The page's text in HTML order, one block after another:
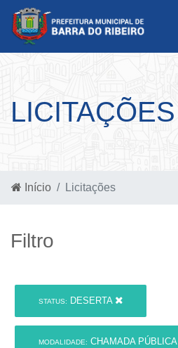
LICITAÇÕES
Início Licitações
Filtro
STATUS: DESERTA
MODALIDADE: CHAMADA PÚBLICA